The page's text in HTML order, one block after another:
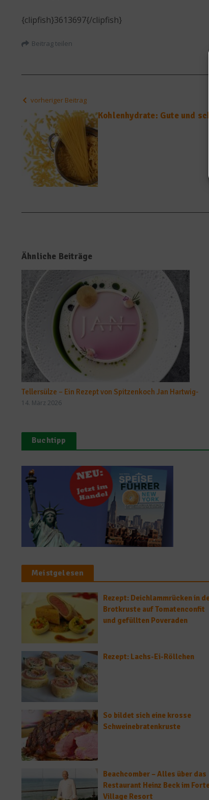
{clipfish}3613697{/clipfish}
Beitrag teilen
vorheriger Beitrag
Kohlenhydrate: Gute und
Ähnliche Beiträge
Tellersülze – Ein Rezept von Spitzenkoch Jan Hartwig-
14. März 2026
Buchtipp
Meistgelesen
Rezept: Deichlammrücken in
Brotkruste auf Tomatenconfit
und gefüllten Poveraden
Rezept: Lachs-Ei-Röllchen
So bildet sich eine krosse
Schweinebratenkruste
Beachcomber – Alles über das
Restaurant Heinz Beck im
Village Resort